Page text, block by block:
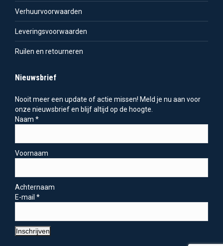
Verhuurvoorwaarden
Leveringsvoorwaarden
Ruilen en retourneren
Nieuwsbrief
Nooit meer een update of actie missen! Meld je nu aan voor
onze nieuwsbrief en blijf altijd op de hoogte.
Naam *
Voornaam
Achternaam
E-mail *
Inschrijven